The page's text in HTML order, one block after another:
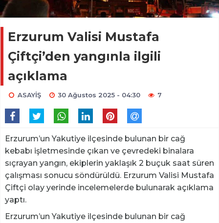
Erzurum Valisi Mustafa
Çiftçi’den yangınla ilgili
açıklama
ASAYİŞ 30 Ağustos 2025 - 04:30 7
Erzurum’un Yakutiye ilçesinde bulunan bir cağ
kebabı işletmesinde çıkan ve çevredeki binalara
sıçrayan yangın, ekiplerin yaklaşık 2 buçuk saat süren
çalışması sonucu söndürüldü. Erzurum Valisi Mustafa
Çiftçi olay yerinde incelemelerde bulunarak açıklama
yaptı.
Erzurum’un Yakutiye ilçesinde bulunan bir cağ